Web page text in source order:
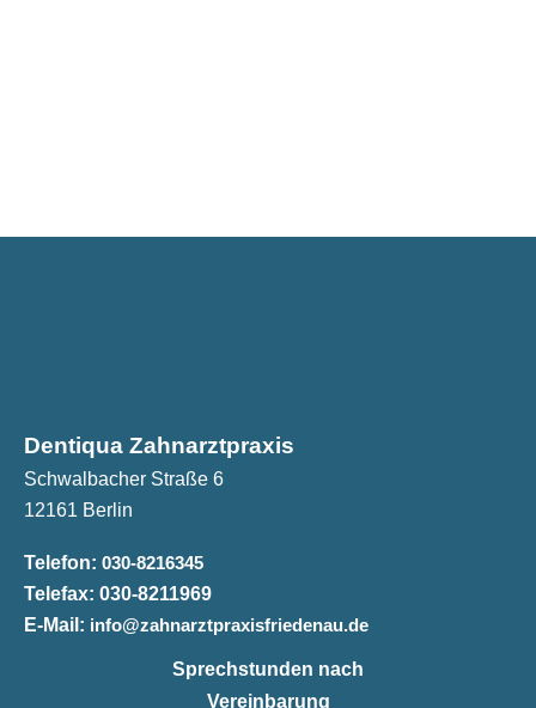
Dentiqua Zahnarztpraxis
Schwalbacher Straße 6
12161 Berlin
Telefon: 030-8216345
Telefax: 030-8211969
E-Mail: info@zahnarztpraxisfriedenau.de
Sprechstunden nach
Vereinbarung